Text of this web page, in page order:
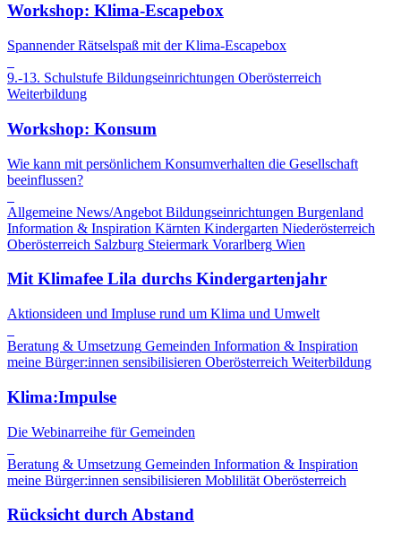
Workshop: Klima-Escapebox
Spannender Rätselspaß mit der Klima-Escapebox
9.-13. Schulstufe Bildungseinrichtungen Oberösterreich
Weiterbildung
Workshop: Konsum
Wie kann mit persönlichem Konsumverhalten die Gesellschaft
beeinflussen?
Allgemeine News/Angebot Bildungseinrichtungen Burgenland
Information & Inspiration Kärnten Kindergarten Niederösterreich
Oberösterreich Salzburg Steiermark Vorarlberg Wien
Mit Klimafee Lila durchs Kindergartenjahr
Aktionsideen und Impluse rund um Klima und Umwelt
Beratung & Umsetzung Gemeinden Information & Inspiration
meine Bürger:innen sensibilisieren Oberösterreich Weiterbildung
Klima:Impulse
Die Webinarreihe für Gemeinden
Beratung & Umsetzung Gemeinden Information & Inspiration
meine Bürger:innen sensibilisieren Moblilität Oberösterreich
Rücksicht durch Abstand